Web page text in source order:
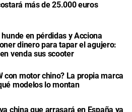
más de 25.000 euros
en pérdidas y Acciona
dinero para tapar el agujero:
venda sus scooter
con motor chino? La propia marca
modelos lo montan
china que arrasará en España ya